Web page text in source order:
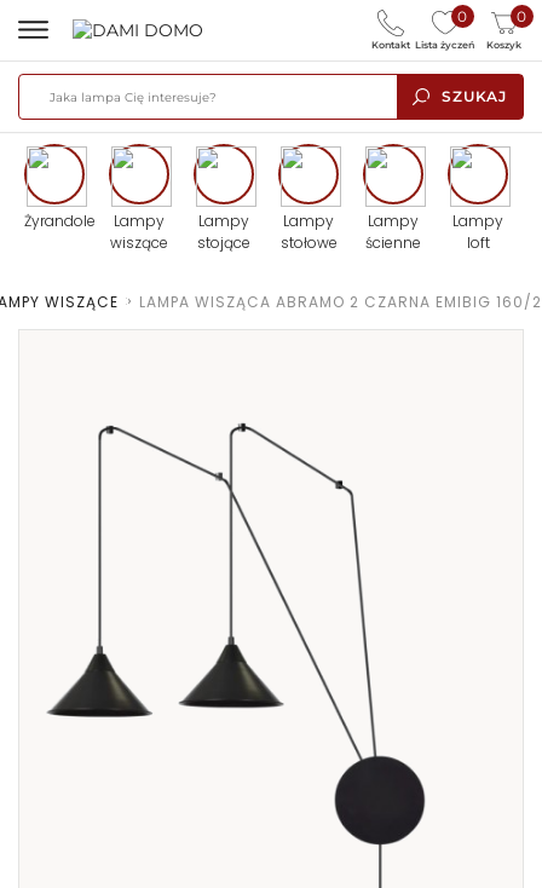
SZUKAJ
0
Lista życzeń
0
Koszyk
Kontakt
Żyrandole
Lampy
wiszące
Lampy
stojące
Lampy
stołowe
Lampy
ścienne
Lampy
loft
WISZĄCE > LAMPA WISZĄCA ABRAMO 2 CZARNA EMIBIG 160/2